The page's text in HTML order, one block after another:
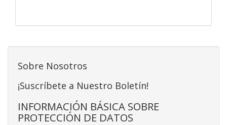
Sobre Nosotros
¡Suscríbete a Nuestro Boletín!
INFORMACIÓN BÁSICA SOBRE
PROTECCIÓN DE DATOS